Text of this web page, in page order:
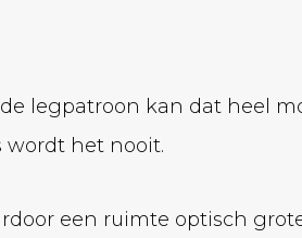
legpatroon kan dat heel
wordt het nooit.
een ruimte optisch